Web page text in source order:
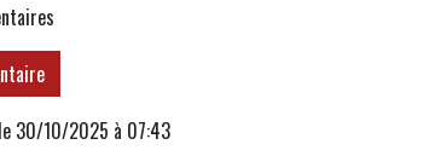
le 30/10/2025 à 07:43